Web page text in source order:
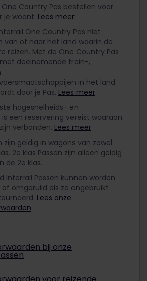
Country Pas bestellen voor
je woont. Lees meer
One Country Pas niet
van of naar het land waarin de
reizen. Met de One Country Pas
deelnemende trein-,
in het land
door je Pas. Lees meer
hogesnelheids- en
een reservering vereist waaraan
verbonden. Lees meer
zijn geldig in wagons van zowel
2e klas Passen zijn alleen geldig
de 2e klas.
Interrail Passen kunnen worden
omgeruild als ze ongebruikt
Lees onze
bij onze